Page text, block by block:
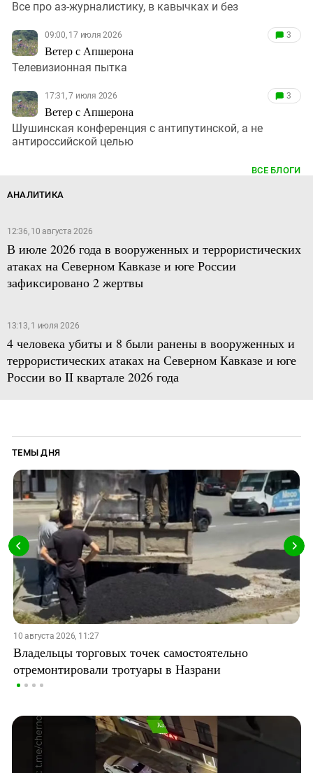
Все про аз-журналистику, в кавычках и без
09:00, 17 июля 2026
Ветер с Апшерона
3
Телевизионная пытка
17:31, 7 июля 2026
Ветер с Апшерона
3
Шушинская конференция с антипутинской, а не
антироссийской целью
ВСЕ БЛОГИ
АНАЛИТИКА
12:36, 10 августа 2026
В июле 2026 года в вооруженных и террористических
атаках на Северном Кавказе и юге России
зафиксировано 2 жертвы
13:13, 1 июля 2026
4 человека убиты и 8 были ранены в вооруженных и
террористических атаках на Северном Кавказе и юге
России во II квартале 2026 года
ТЕМЫ ДНЯ
10 августа 2026, 11:27
Владельцы торговых точек самостоятельно
отремонтировали тротуары в Назрани